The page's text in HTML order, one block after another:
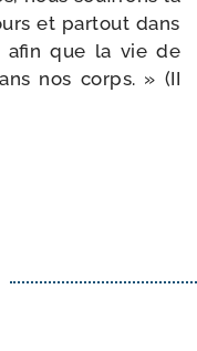
et par­tout dans
afin que la vie de
nos corps. » (II